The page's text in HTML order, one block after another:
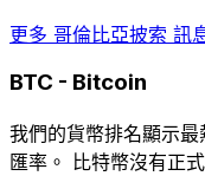
更多 哥倫比亞披索 訊
BTC - Bitcoin
我們的貨幣排名顯示
匯率。 比特幣沒有正